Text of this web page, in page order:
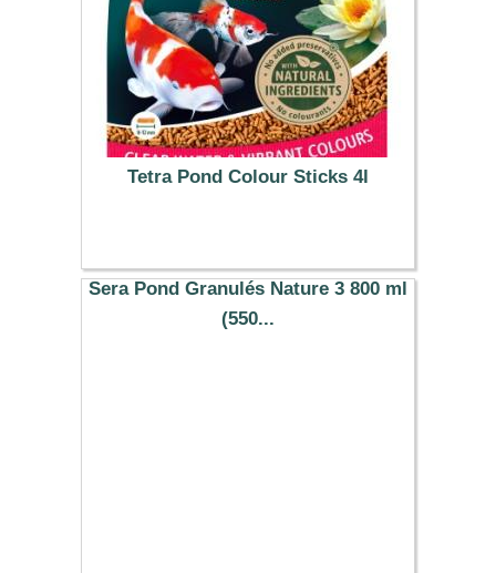
Tetra Pond Colour Sticks 4l
29.19 €
Sera Pond Granulés Nature 3 800 ml
(550...